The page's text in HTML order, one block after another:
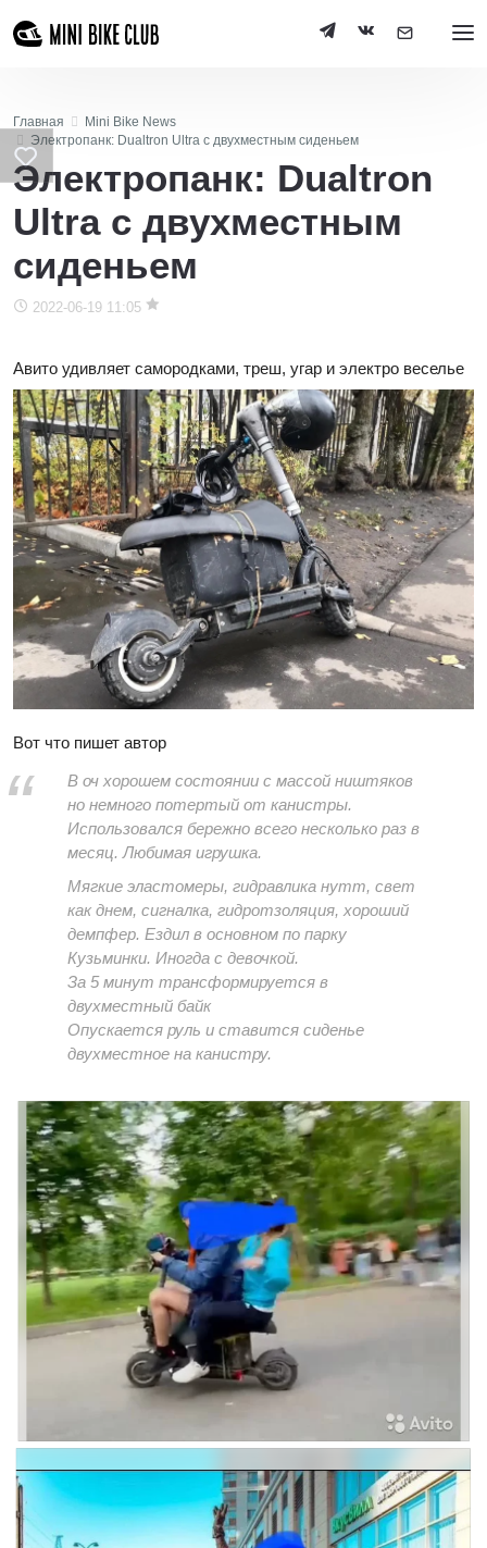
Главная
Mini Bike News
Электропанк: Dualtron Ultra с двухместным сиденьем
Электропанк: Dualtron
Ultra с двухместным
сиденьем
2022-06-19 11:05
Авито удивляет самородками, треш, угар и электро веселье
Вот что пишет автор
В оч хорошем состоянии с массой ништяков
но немного потертый от канистры.
Использовался бережно всего несколько раз в
месяц. Любимая игрушка.
Мягкие эластомеры, гидравлика нутт, свет
как днем, сигналка, гидротзоляция, хороший
демпфер. Ездил в основном по парку
Кузьминки. Иногда с девочкой.
За 5 минут трансформируется в
двухместный байк
Опускается руль и ставится сиденье
двухместное на канистру.